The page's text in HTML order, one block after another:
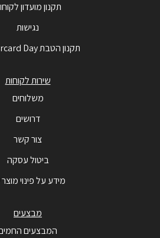
תקנון מועדון
נגישות
תקנון הטבת Mastercard Day
שירות לקוחות
משלוחים
דרושים
צור קשר
ביטול עסקה
מידע על פינוי מוצר
מבצעים
המבצעים